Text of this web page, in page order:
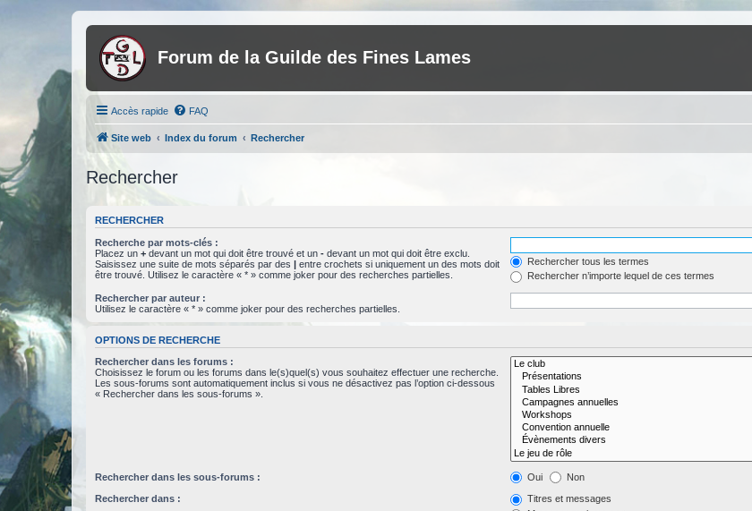
Forum de la Guilde des Fines Lames
Accès rapide FAQ
Site web Index du forum Rechercher
Rechercher
RECHERCHER
Recherche par mots-clés :
Placez un + devant un mot qui doit être trouvé et un - devant un mot qui doit être exclu.
Saisissez une suite de mots séparés par des | entre crochets si uniquement un des mots doit
être trouvé. Utilisez le caractère « * » comme joker pour des recherches partielles.
Rechercher tous les termes
Rechercher n’importe lequel de ces termes
Rechercher par auteur :
Utilisez le caractère « * » comme joker pour des recherches partielles.
OPTIONS DE RECHERCHE
Rechercher dans les forums :
Choisissez le forum ou les forums dans le(s)quel(s) vous souhaitez effectuer une recherche.
Les sous-forums sont automatiquement inclus si vous ne désactivez pas l’option ci-dessous
« Rechercher dans les sous-forums ».
Rechercher dans les sous-forums : Oui Non
Rechercher dans :
Titres et messages